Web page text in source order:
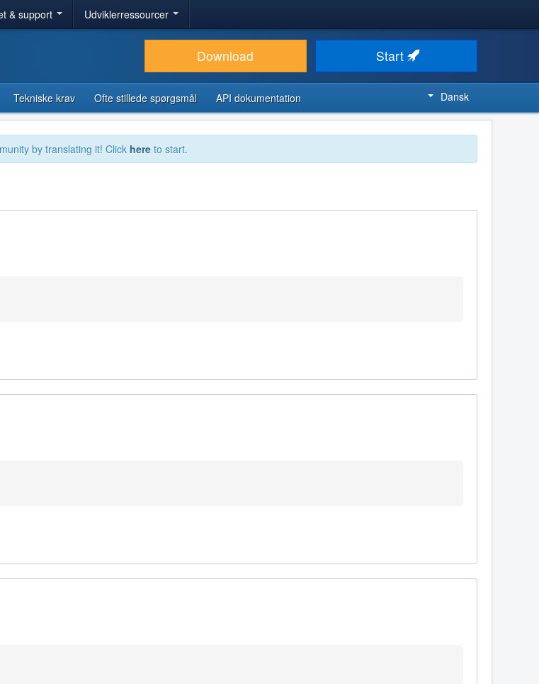
& support Udviklerressourcer
Download Start
Tekniske krav Ofte stillede spørgsmål API dokumentation Dansk
by translating it! Click here to start.